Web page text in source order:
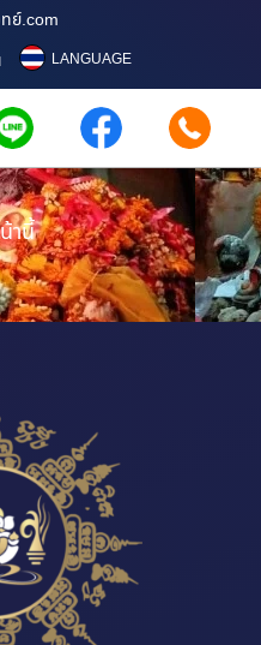
ย์.com
LANGUAGE
านี้